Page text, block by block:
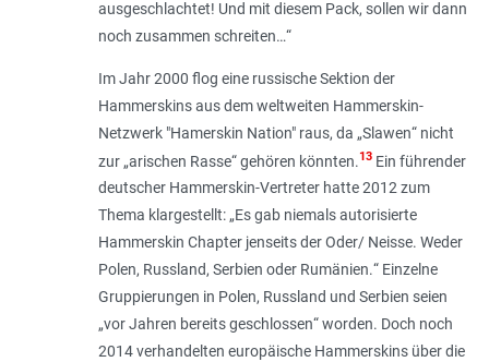
ausgeschlachtet! Und mit diesem Pack, sollen wir dann
noch zusammen schreiten…“
Im Jahr 2000 flog eine russische Sektion der
Hammerskins aus dem weltweiten Hammerskin-
Netzwerk "Hamerskin Nation" raus, da „Slawen“ nicht
zur „arischen Rasse“ gehören könnten.13Ein führender
deutscher Hammerskin-Vertreter hatte 2012 zum
Thema klargestellt: „Es gab niemals autorisierte
Hammerskin Chapter jenseits der Oder/ Neisse. Weder
Polen, Russland, Serbien oder Rumänien.“ Einzelne
Gruppierungen in Polen, Russland und Serbien seien
„vor Jahren bereits geschlossen“ worden. Doch noch
2014 verhandelten europäische Hammerskins über die